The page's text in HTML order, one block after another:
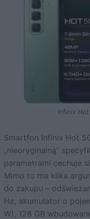
Infinix Hot
Smartfon Infinix Hot
„nieoryginalną”
parametrami cechuje
Mimo to ma kilka
do zakupu –
Hz, akumulator o
W), 128 GB